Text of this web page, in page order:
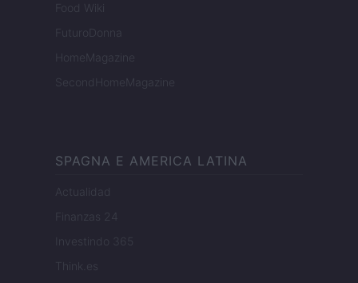
Food Wiki
FuturoDonna
HomeMagazine
SecondHomeMagazine
SPAGNA E AMERICA LATINA
Actualidad
Finanzas 24
Investindo 365
Think.es